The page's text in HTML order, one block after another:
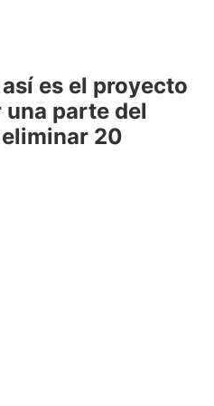
es el proyecto
parte del
20